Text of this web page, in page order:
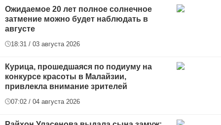
Ожидаемое 20 лет полное солнечное
затмение можно будет наблюдать в
августе
18:31 / 03 августа 2026
Курица, прошедшаяся по подиуму на
конкурсе красоты в Малайзии,
привлекла внимание зрителей
07:02 / 04 августа 2026